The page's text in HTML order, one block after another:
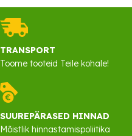
TRANSPORT
Toome tooteid Teile kohale!
SUUREPÄRASED HINNAD
Mõistlik hinnastamispoliitika